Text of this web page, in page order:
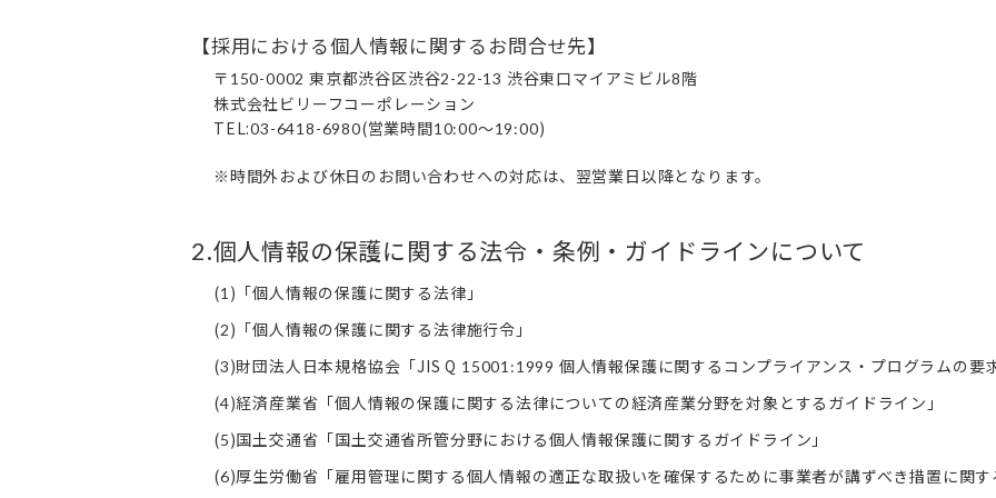
【採用における個人情報に関するお問合せ先】
〒 150-0002 東京都渋谷区渋谷2-22-13 渋谷東口マイアミビル8階
株式会社ビリーフコーポレーション
TEL:03-6418-6980(営業時間10:00～19:00)
※時間外および休日のお問い合わせへの対応は、翌営業日以降となります。
2.個人情報の保護に関する法令・条例・ガイドラインについて
(1 )「個人情報の保護に関する法律」
(2)「個人情報の保護に関する法律施行令」
(3)財団法人日本規格協会「JIS Q 15001:1999 個人情報保護に関するコンプライアンス・プログラムの要
(4)経済産業省「個人情報の保護に関する法律についての経済産業分野を対象とするガイドライン」
(5)国土交通省「国土交通省所管分野における個人情報保護に関するガイドライン」
(6)厚生労働省「雇用管理に関する個人情報の適正な取扱いを確保するために事業者が講ずべき措置に関す